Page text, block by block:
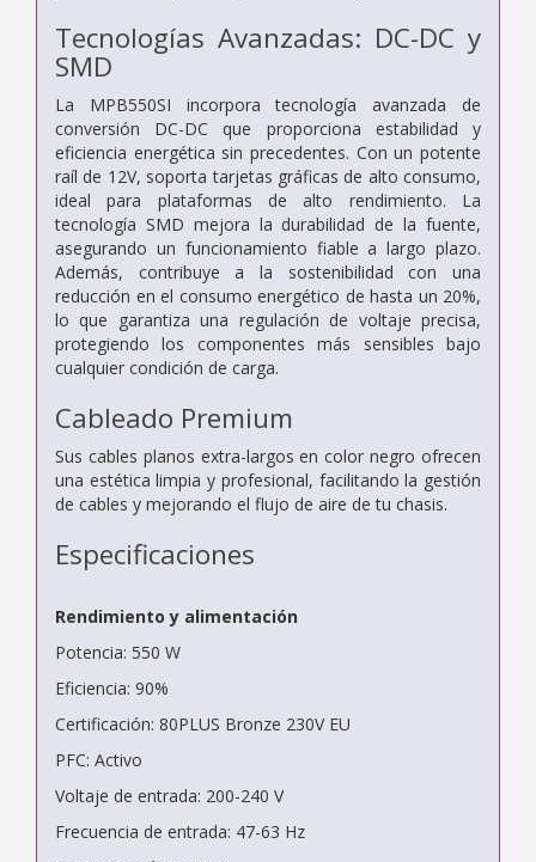
Tecnologías Avanzadas: DC-DC y
SMD
La MPB550SI incorpora tecnología avanzada de
conversión DC-DC que proporciona estabilidad y
eficiencia energética sin precedentes. Con un potente
raíl de 12V, soporta tarjetas gráficas de alto consumo,
ideal para plataformas de alto rendimiento. La
tecnología SMD mejora la durabilidad de la fuente,
asegurando un funcionamiento fiable a largo plazo.
Además, contribuye a la sostenibilidad con una
reducción en el consumo energético de hasta un 20%,
lo que garantiza una regulación de voltaje precisa,
protegiendo los componentes más sensibles bajo
cualquier condición de carga.
Cableado Premium
Sus cables planos extra-largos en color negro ofrecen
una estética limpia y profesional, facilitando la gestión
de cables y mejorando el flujo de aire de tu chasis.
Especificaciones
Rendimiento y alimentación
Potencia: 550 W
Eficiencia: 90%
Certificación: 80PLUS Bronze 230V EU
PFC: Activo
Voltaje de entrada: 200-240 V
Frecuencia de entrada: 47-63 Hz